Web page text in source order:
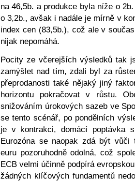
na 46,5b. a produkce byla níže o
o 3,2b., avšak i nadále je mírně v
index cen (83,5b.), což ale v
nijak nepomáhá.
Pocity ze včerejších výsledků tak
zamýšlet nad tím, zdali byl za
přeprodanosti také nějaký jiný
horizontu pokračovat v růstu.
snižováním úrokových sazeb ve
se tento scénář, po pondělních
je v kontrakci, domácí poptávka
Eurozóna se naopak zdá být vůči
euru pozoruhodně odolná, což
ECB velmi účinně podpírá
žádných klíčových fundamentů